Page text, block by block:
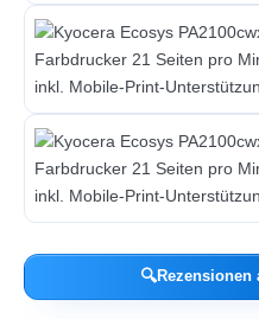
🔍Rezensionen